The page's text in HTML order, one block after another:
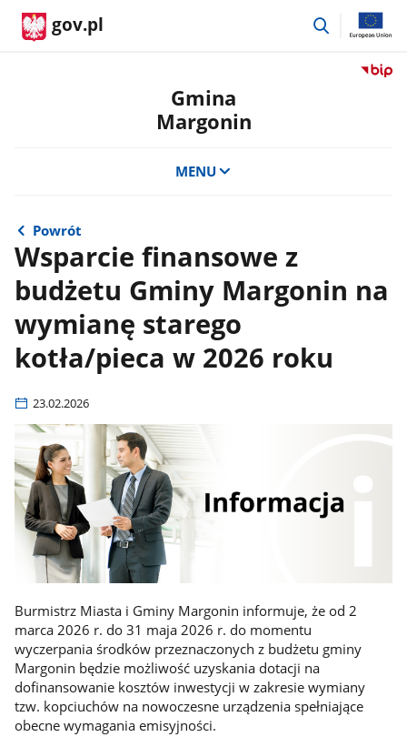
gov.pl
przejdź
Przejdź
Gmina
Margonin
MENU
Powrót
Wsparcie finansowe z
budżetu Gminy Margonin na
wymianę starego
kotła/pieca w 2026 roku
23.02.2026
Burmistrz Miasta i Gminy Margonin informuje, że od 2
marca 2026 r. do 31 maja 2026 r. do momentu
wyczerpania środków przeznaczonych z budżetu gminy
Margonin będzie możliwość uzyskania dotacji na
dofinansowanie kosztów inwestycji w zakresie wymiany
tzw. kopciuchów na nowoczesne urządzenia spełniające
obecne wymagania emisyjności.